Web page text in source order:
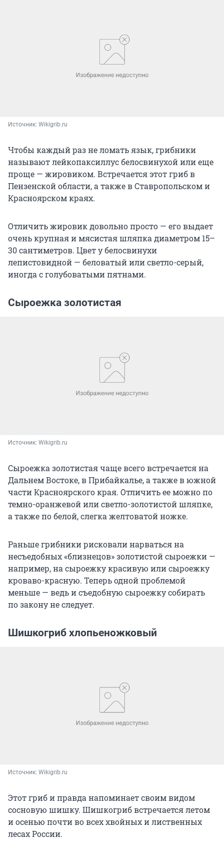
Источник: Wikigrib.ru
Чтобы каждый раз не ломать язык, грибники
называют лейкопаксиллус белосвинухой или еще
проще — жировиком. Встречается этот гриб в
Пензенской области, а также в Ставропольском и
Красноярском краях.
Отличить жировик довольно просто — его выдает
очень крупная и мясистая шляпка диаметром 15–
30 сантиметров. Цвет у белосвинухи
лепистовидной — беловатый или светло-серый,
иногда с голубоватыми пятнами.
Сыроежка золотистая
Источник: Wikigrib.ru
Сыроежка золотистая чаще всего встречается на
Дальнем Востоке, в Прибайкалье, а также в южной
части Красноярского края. Отличить ее можно по
темно-оранжевой или светло-золотистой шляпке,
а также по белой, слегка желтоватой ножке.
Раньше грибники рисковали нарваться на
несъедобных «близнецов» золотистой сыроежки —
например, на сыроежку красивую или сыроежку
кроваво-красную. Теперь одной проблемой
меньше — ведь и съедобную сыроежку собирать
по закону не следует.
Шишкогриб хлопьеножковый
Источник: Wikigrib.ru
Этот гриб и правда напоминает своим видом
сосновую шишку. Шишкогриб встречается летом
и осенью почти во всех хвойных и лиственных
лесах России.